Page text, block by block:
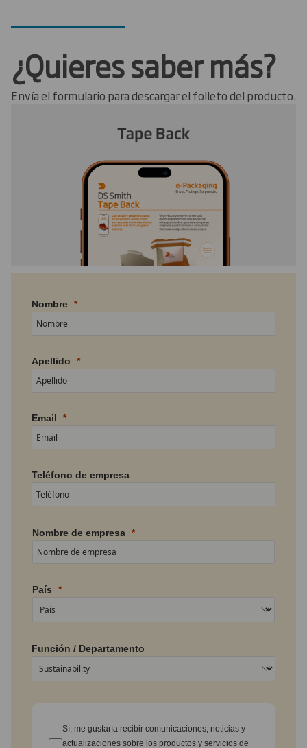
¿Quieres saber más?
Envía el formulario para descargar el folleto del producto.
Nombre
Apellido
Email
Teléfono de empresa
Nombre de empresa
País
Función / Departamento
Sí, me gustaría recibir comunicaciones, noticias y
actualizaciones sobre los productos y servicios de